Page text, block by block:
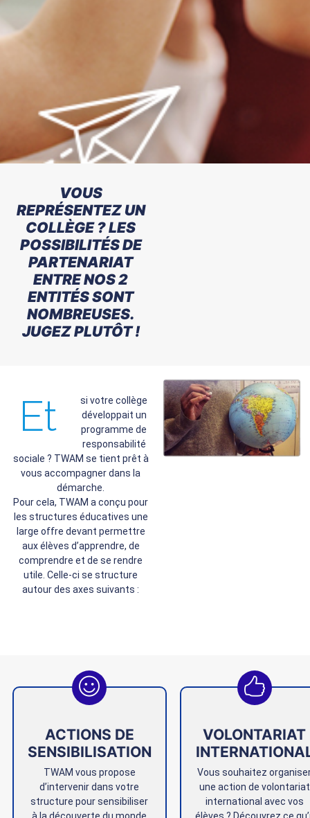
VOUS
REPRÉSENTEZ UN
COLLÈGE ? LES
POSSIBILITÉS DE
PARTENARIAT
ENTRE NOS 2
ENTITÉS SONT
NOMBREUSES.
JUGEZ PLUTÔT !
Et
si votre collège
développait un
programme de
responsabilité
sociale ? TWAM se tient prêt à
vous accompagner dans la
démarche.
Pour cela, TWAM a conçu pour
les structures éducatives une
large offre devant permettre
aux élèves d’apprendre, de
comprendre et de se rendre
utile. Celle-ci se structure
autour des axes suivants :
ACTIONS DE
SENSIBILISATION
TWAM vous propose
d’intervenir dans votre
structure pour sensibiliser
VOLONTARIAT
Vous souhaitez
une action de volontariat
international avec vos